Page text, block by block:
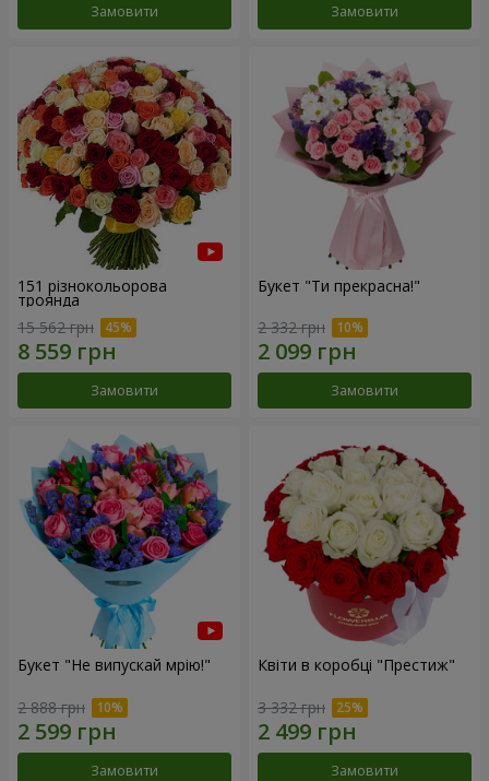
Замовити Замовити
151 різнокольорова
троянда
15 562 грн
Замовити
Букет "Ти прекрасна!"
2 332 грн
Замовити
Букет "Не випускай мрію!"
2 888 грн
Замовити
Квіти в коробці "Престиж"
3 332 грн
Замовити